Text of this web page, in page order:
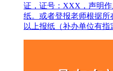
证，证号：XXX，声明
纸。或者登报老师根据
以上报纸（补办单位有指